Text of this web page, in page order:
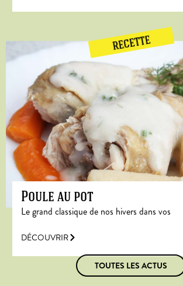
RECETTE
Poule au pot
Le grand classique de nos hivers dans vos
DÉCOUVRIR
TOUTES LES ACTUS